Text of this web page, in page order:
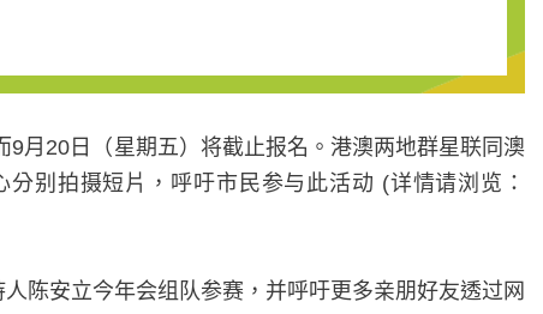
9月 20 日（星期五）将截止报名。港澳两地群星联同澳
分别 拍摄短片，呼吁市民参与此活动 (详情请浏览：
人陈安立今年会组队参赛，并呼吁更多亲朋好友透过网